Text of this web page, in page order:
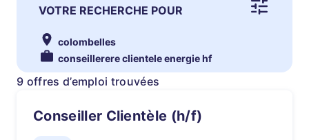
VOTRE RECHERCHE POUR
colombelles
conseillerere clientele energie hf
9 offres d’emploi trouvées
Conseiller Clientèle (h/f)